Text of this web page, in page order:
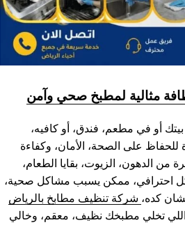
مثالية لمطبخ صحي وآمن
أو في مطعم، فندق، أو كافيه،
على الصحة، الأمان، وكفاءة
من الدهون، الزيوت، بقايا الطعام،
احترافي، ممكن يسبب مشاكل صحية،
كده، شركة تنظيف مطابخ بالرياض
تخلي مطبخك نظيف، معقم، وخالي